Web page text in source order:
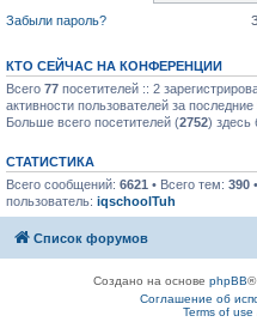
Забыли пароль?
КТО СЕЙЧАС НА КОНФЕРЕНЦИИ
Всего 77 посетителей :: 2
активности пользователей за
Больше всего посетителей (2752) здесь
СТАТИСТИКА
Всего сообщений: 6621 • Всего тем: 390
пользователь: iqschoolTuh
Список форумов
Создано на основе phpBB®
Соглашение об
Terms of